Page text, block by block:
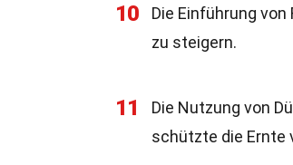
10
Die Einführung
zu steigern.
11
Die Nutzung von
schützte die Ernte